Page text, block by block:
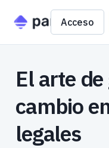
Acceso
El arte
cambio
legales